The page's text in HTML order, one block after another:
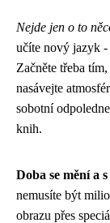
Nejde jen o to
učíte nový jazyk
Začněte třeba
nasávejte
sobotní
knih.
Doba se mění a
nemusíte být
obrazu přes